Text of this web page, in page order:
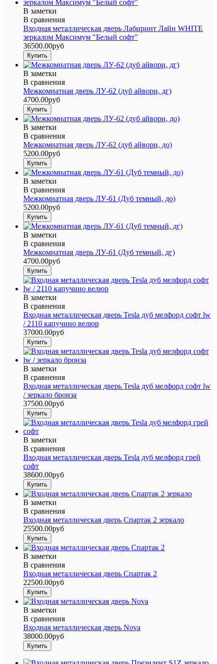
В заметки
В сравнения
Входная металлическая дверь Лабиринт Лайн WHITE
зеркалом Максимум "Белый софт"
36500.00руб
В заметки
В сравнения
Межкомнатная дверь ЛУ-62 (дуб айвори, дг)
4700.00руб
В заметки
В сравнения
Межкомнатная дверь ЛУ-62 (дуб айвори, до)
5200.00руб
В заметки
В сравнения
Межкомнатная дверь ЛУ-61 (Дуб темный, до)
5200.00руб
В заметки
В сравнения
Межкомнатная дверь ЛУ-61 (Дуб темный, дг)
4700.00руб
В заметки
В сравнения
Входная металлическая дверь Tesla дуб мелфорд софт lw
/ 2110 капучино велюр
37000.00руб
В заметки
В сравнения
Входная металлическая дверь Tesla дуб мелфорд софт lw
/ зеркало бронза
37500.00руб
В заметки
В сравнения
Входная металлическая дверь Tesla дуб мелфорд грей
софт
38600.00руб
В заметки
В сравнения
Входная металлическая дверь Спартак 2 зеркало
25500.00руб
В заметки
В сравнения
Входная металлическая дверь Спартак 2
22500.00руб
В заметки
В сравнения
Входная металлическая дверь Nova
38000.00руб